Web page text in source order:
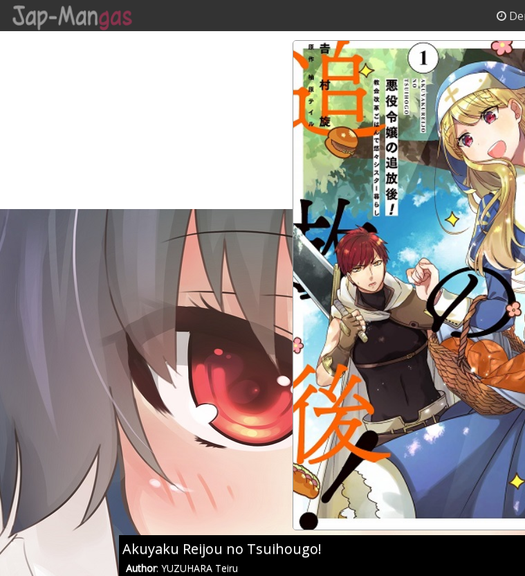
Akuyaku Reijou no Tsuihougo!
Author: YUZUHARA Teiru